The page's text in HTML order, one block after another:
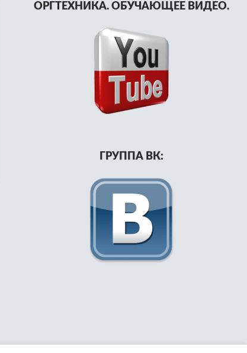
ОРГТЕХНИКА. ОБУЧАЮЩЕЕ ВИДЕО.
ГРУППА ВК: